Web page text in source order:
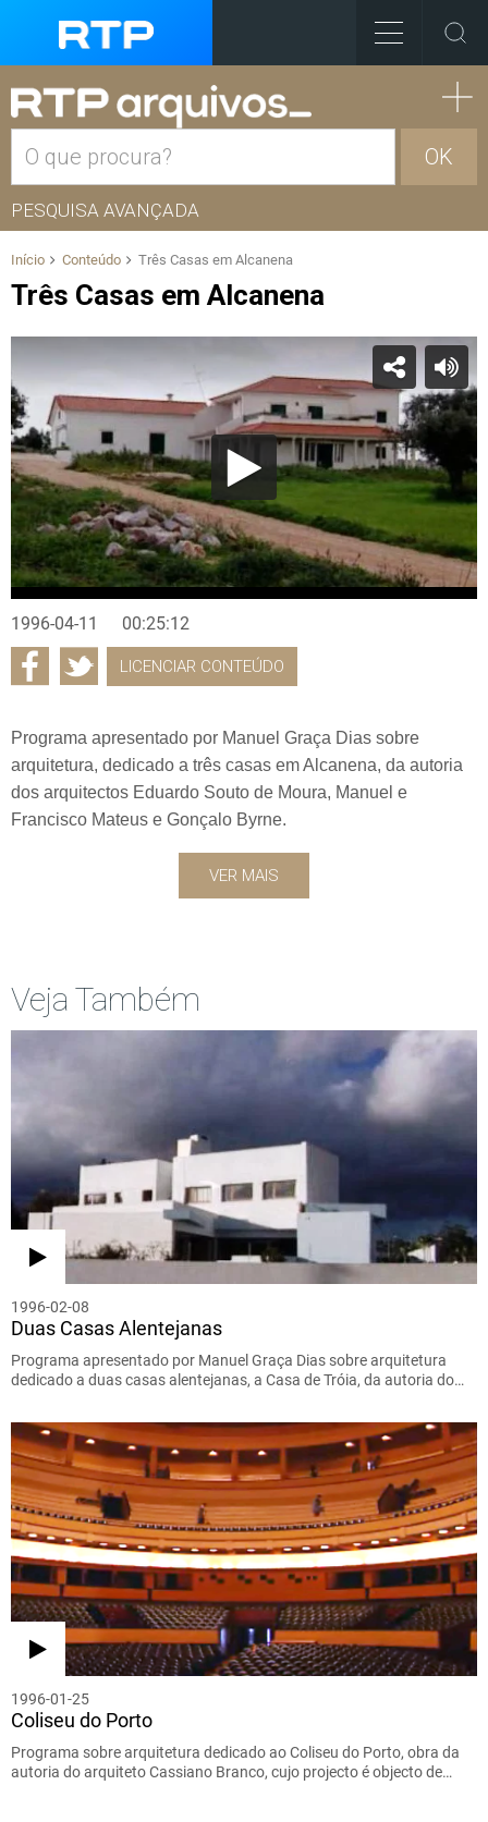
OK
PESQUISA AVANÇADA
Início Conteúdo Três Casas em Alcanena
Três Casas em Alcanena
1996-04-11 00:25:12
LICENCIAR CONTEÚDO
Programa apresentado por Manuel Graça Dias sobre
arquitetura, dedicado a três casas em Alcanena, da autoria
dos arquitectos Eduardo Souto de Moura, Manuel e
Francisco Mateus e Gonçalo Byrne.
VER MAIS
Veja Também
1996-02-08
Duas Casas Alentejanas
Programa apresentado por Manuel Graça Dias sobre arquitetura
dedicado a duas casas alentejanas, a Casa de Tróia, da autoria do…
1996-01-25
Coliseu do Porto
Programa sobre arquitetura dedicado ao Coliseu do Porto, obra da
autoria do arquiteto Cassiano Branco, cujo projecto é objecto de…